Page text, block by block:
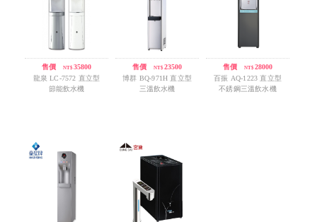
售價 /NT$35800
龍泉 LC-7572 直立型
節能飲水機
售價 /NT$23500
博群 BQ-971H 直立型
三溫飲水機
售價 /NT$28000
百振 AQ-1223 直立型
不銹鋼三溫飲水機